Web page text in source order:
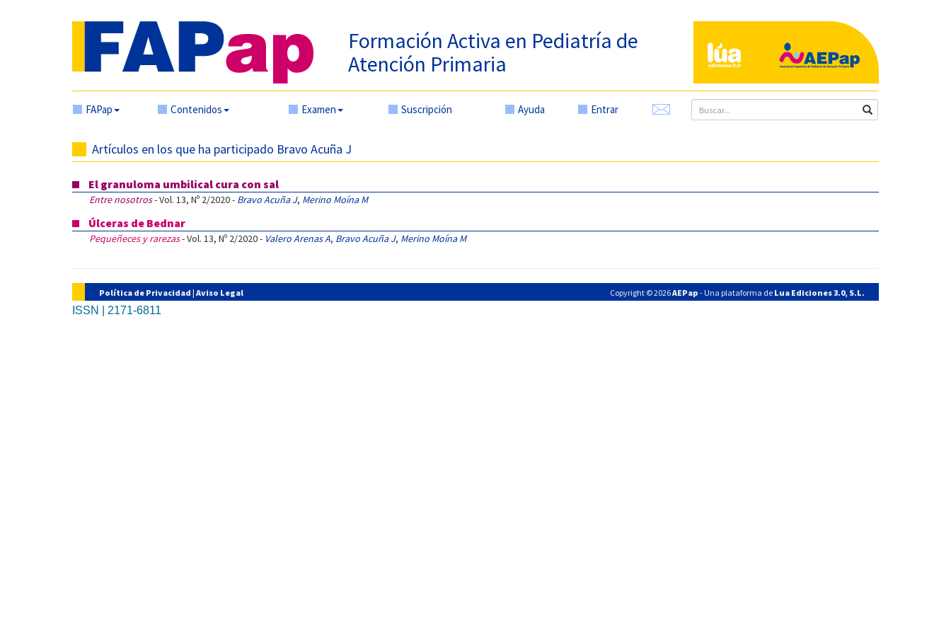
Formación Activa en Pediatría de
Atención Primaria
FAPap Contenidos Examen Suscripción Ayuda Entrar
Artículos en los que ha participado Bravo Acuña J
El granuloma umbilical cura con sal
Entre nosotros- Vol. 13, Nº 2/2020 - Bravo Acuña J, Merino Moína M
Úlceras de Bednar
Pequeñeces y rarezas- Vol. 13, Nº 2/2020 - Valero Arenas A, Bravo Acuña J, Merino Moína M
Política de Privacidad | Aviso Legal Copyright © 2026AEPap - Una plataforma de Lua Ediciones 3.0, S.L.
ISSN | 2171-6811